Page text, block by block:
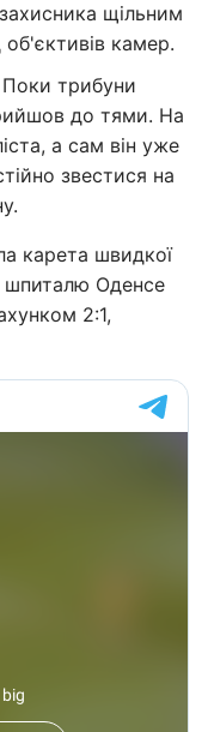
щільним
камер.
Поки трибуни
до тями. На
а сам він уже
звестися на
карета швидкої
шпиталю Оденсе
2:1,